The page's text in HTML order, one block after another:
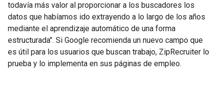
todavía más valor al proporcionar a los buscadores los
datos que habíamos ido extrayendo a lo largo de los años
mediante el aprendizaje automático de una forma
estructurada". Si Google recomienda un nuevo campo que
es útil para los usuarios que buscan trabajo, ZipRecruiter lo
prueba y lo implementa en sus páginas de empleo.